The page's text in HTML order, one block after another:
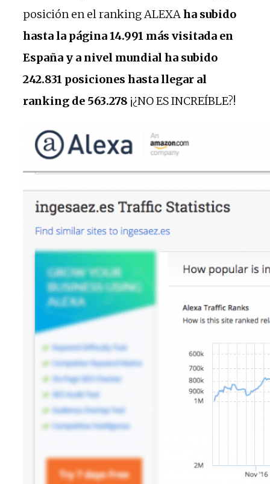
posición en el ranking ALEXAha subido
hasta la página 14.991 más visitada en
España y a nivel mundial ha subido
242.831 posiciones hasta llegar al
ranking de 563.278 ¡¿NO ES INCREÍBLE?!